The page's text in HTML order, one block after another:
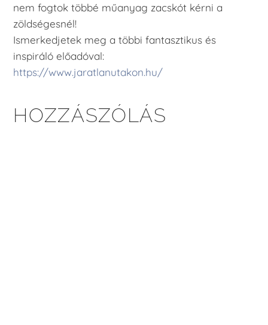
nem fogtok többé műanyag zacskót kérni a
zöldségesnél!
Ismerkedjetek meg a többi fantasztikus és
inspiráló előadóval:
https://www.jaratlanutakon.hu/
HOZZÁSZÓLÁS